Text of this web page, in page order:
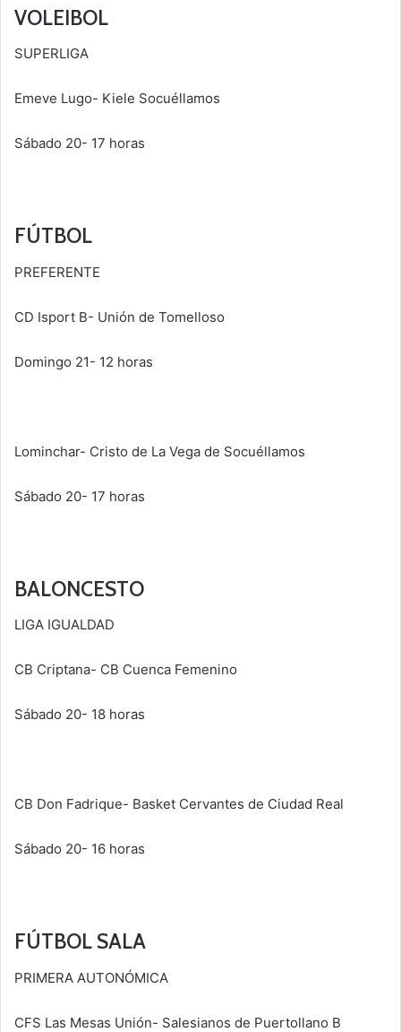
VOLEIBOL
SUPERLIGA
Emeve Lugo- Kiele Socuéllamos
Sábado 20- 17 horas
FÚTBOL
PREFERENTE
CD Isport B- Unión de Tomelloso
Domingo 21- 12 horas
Lominchar- Cristo de La Vega de Socuéllamos
Sábado 20- 17 horas
BALONCESTO
LIGA IGUALDAD
CB Criptana- CB Cuenca Femenino
Sábado 20- 18 horas
CB Don Fadrique- Basket Cervantes de Ciudad Real
Sábado 20- 16 horas
FÚTBOL SALA
PRIMERA AUTONÓMICA
CFS Las Mesas Unión- Salesianos de Puertollano B